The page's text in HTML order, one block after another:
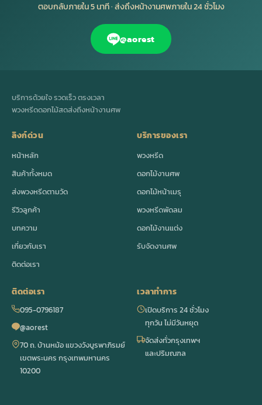
ตอบกลับภายใน 5 นาที · ส่งถึงหน้างานศพภายใน 24 ชั่วโมง
@aorest
บริการด้วยใจ รวดเร็ว ตรงเวลา
พวงหรีดดอกไม้สดส่งถึงหน้างานศพ
ลิงก์ด่วน
หน้าหลัก
สินค้าทั้งหมด
ส่งพวงหรีดตามวัด
รีวิวลูกค้า
บทความ
เกี่ยวกับเรา
ติดต่อเรา
บริการของเรา
พวงหรีด
ดอกไม้งานศพ
ดอกไม้หน้าเมรุ
พวงหรีดพัดลม
ดอกไม้งานแต่ง
รับจัดงานศพ
ติดต่อเรา
095-0796187
@aorest
70 ถ. บ้านหม้อ แขวงวังบูรพาภิรมย์
เขตพระนคร กรุงเทพมหานคร
10200
เวลาทำการ
เปิดบริการ 24 ชั่วโมง
ทุกวัน ไม่มีวันหยุด
จัดส่งทั่วกรุงเทพฯ
และปริมณฑล